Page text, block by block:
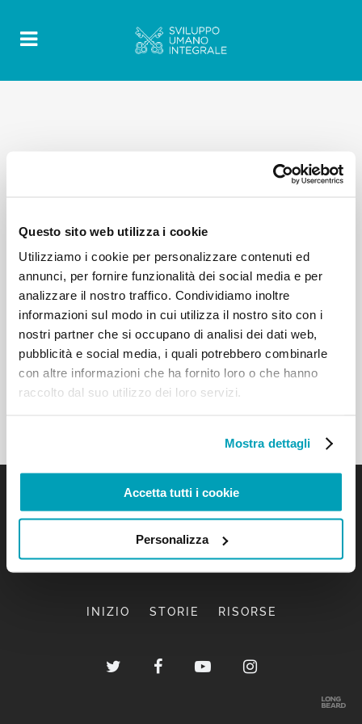
Questo sito web utilizza i cookie
Utilizziamo i cookie per personalizzare contenuti ed
annunci, per fornire funzionalità dei social media e per
analizzare il nostro traffico. Condividiamo inoltre
informazioni sul modo in cui utilizza il nostro sito con i
nostri partner che si occupano di analisi dei dati web,
pubblicità e social media, i quali potrebbero combinarle
con altre informazioni che ha fornito loro o che hanno
raccolto dal suo utilizzo dei loro servizi.
Mostra dettagli
Accetta tutti i cookie
Personalizza
INIZIO STORIE RISORSE